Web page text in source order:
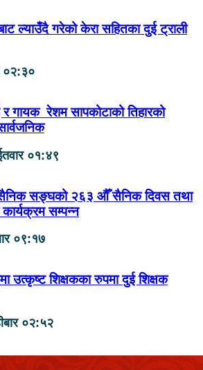
ल्याउँदै गरेको केरा सहितका दुई ट्राली
०२:३०
र गायक रेशम सापकोटाको तिहारको
०१:४९
सैनिक सङ्घको २६३ औँ सैनिक दिवस तथा
कार्यक्रम सम्पन्न
०९:१७
उत्कृष्ट शिक्षकका रुपमा दुई शिक्षक
०२:५२